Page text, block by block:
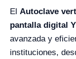
El Autoclave
pantalla digital
avanzada y
instituciones,